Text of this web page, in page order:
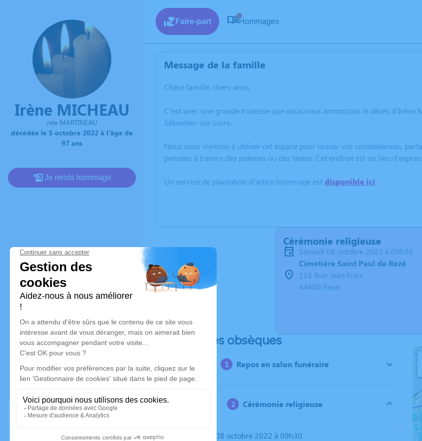
Irène MICHEAU
née MARTINEAU
décédée le 5 octobre 2022 à l'âge de
97 ans
Je rends hommage
Faire-part Hommages
Message de la famille
Chère famille, chers amis,
C’est avec une grande tristesse que nous vous annonçons le décès
Sébastien-sur-Loire.
Nous vous invitons à utiliser cet espace pour laisser vos condoléances,
pensées à travers des poèmes ou des textes. Cet endroit est un lieu
Un service de plantation d’arbre hommage estdisponible ici.
Cérémonie religieuse
samedi 08 octobre 2022 à 09h30
Cimetière Saint Paul de Rezé
118 Rue Jean Fraix
44400 Rezé
Déroulé des obsèques
Repos en salon funéraire
Cérémonie religieuse
Le samedi 08 octobre 2022 à 09h30